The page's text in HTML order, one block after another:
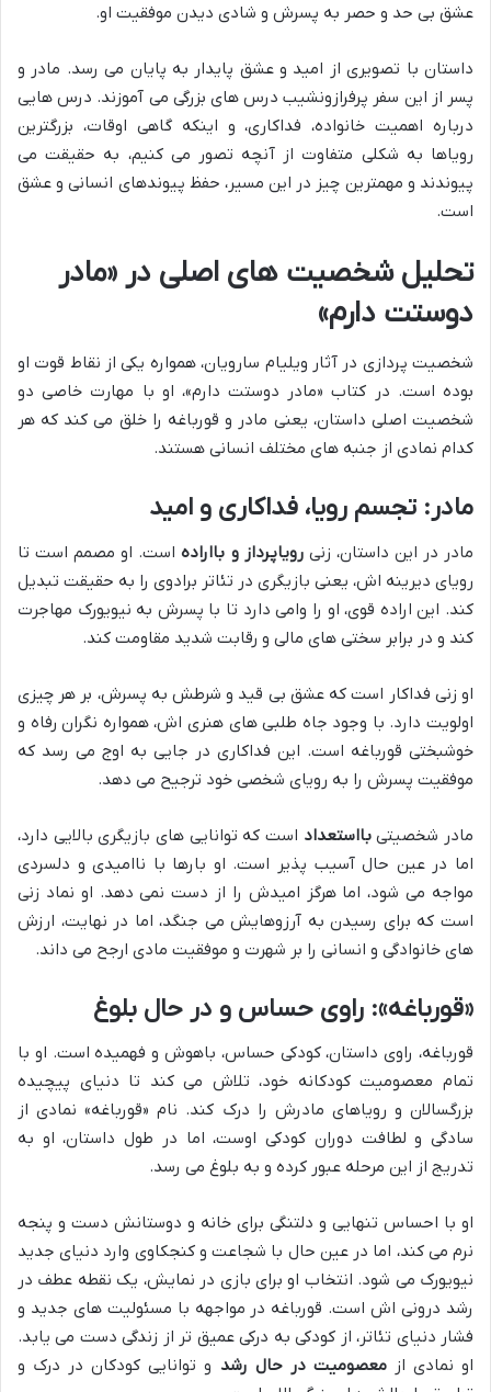
عشق بی حد و حصر به پسرش و شادی دیدن موفقیت او.
داستان با تصویری از امید و عشق پایدار به پایان می رسد. مادر و
پسر از این سفر پرفرازونشیب درس های بزرگی می آموزند. درس هایی
درباره اهمیت خانواده، فداکاری، و اینکه گاهی اوقات، بزرگترین
رویاها به شکلی متفاوت از آنچه تصور می کنیم، به حقیقت می
پیوندند و مهمترین چیز در این مسیر، حفظ پیوندهای انسانی و عشق
است.
تحلیل شخصیت های اصلی در «مادر
دوستت دارم»
شخصیت پردازی در آثار ویلیام سارویان، همواره یکی از نقاط قوت او
بوده است. در کتاب «مادر دوستت دارم»، او با مهارت خاصی دو
شخصیت اصلی داستان، یعنی مادر و قورباغه را خلق می کند که هر
کدام نمادی از جنبه های مختلف انسانی هستند.
مادر: تجسم رویا، فداکاری و امید
مادر در این داستان، زنیرویاپرداز و باارادهاست. او مصمم است تا
رویای دیرینه اش، یعنی بازیگری در تئاتر برادوی را به حقیقت تبدیل
کند. این اراده قوی، او را وامی دارد تا با پسرش به نیویورک مهاجرت
کند و در برابر سختی های مالی و رقابت شدید مقاومت کند.
او زنی فداکار است که عشق بی قید و شرطش به پسرش، بر هر چیزی
اولویت دارد. با وجود جاه طلبی های هنری اش، همواره نگران رفاه و
خوشبختی قورباغه است. این فداکاری در جایی به اوج می رسد که
موفقیت پسرش را به رویای شخصی خود ترجیح می دهد.
مادر شخصیتیبااستعداد است که توانایی های بازیگری بالایی دارد،
اما در عین حال آسیب پذیر است. او بارها با ناامیدی و دلسردی
مواجه می شود، اما هرگز امیدش را از دست نمی دهد. او نماد زنی
است که برای رسیدن به آرزوهایش می جنگد، اما در نهایت، ارزش
های خانوادگی و انسانی را بر شهرت و موفقیت مادی ارجح می داند.
«قورباغه»: راوی حساس و در حال بلوغ
قورباغه، راوی داستان، کودکی حساس، باهوش و فهمیده است. او با
تمام معصومیت کودکانه خود، تلاش می کند تا دنیای پیچیده
بزرگسالان و رویاهای مادرش را درک کند. نام «قورباغه» نمادی از
سادگی و لطافت دوران کودکی اوست، اما در طول داستان، او به
تدریج از این مرحله عبور کرده و به بلوغ می رسد.
او با احساس تنهایی و دلتنگی برای خانه و دوستانش دست و پنجه
نرم می کند، اما در عین حال با شجاعت و کنجکاوی وارد دنیای جدید
نیویورک می شود. انتخاب او برای بازی در نمایش، یک نقطه عطف در
رشد درونی اش است. قورباغه در مواجهه با مسئولیت های جدید و
فشار دنیای تئاتر، از کودکی به درکی عمیق تر از زندگی دست می یابد.
او نمادی ازمعصومیت در حال رشد و توانایی کودکان در درک و